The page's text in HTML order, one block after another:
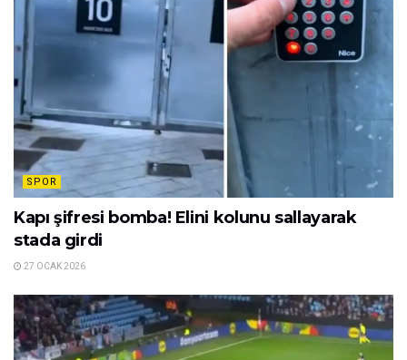
SPOR
Kapı şifresi bomba! Elini kolunu sallayarak
stada girdi
27 OCAK 2026